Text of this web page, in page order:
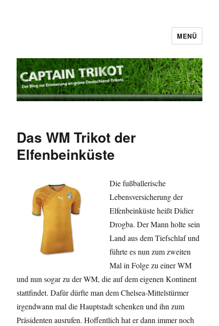
MENÜ
Das WM Trikot der
Elfenbeinküste
Die fußballerische
Lebensversicherung der
Elfenbeinküste heißt Didier
Drogba. Der Mann holte sein
Land aus dem Tiefschlaf und
führte es nun zum zweiten
Mal in Folge zu einer WM
und nun sogar zu der WM, die auf dem eigenen Kontinent
stattfindet. Dafür dürfte man dem Chelsea-Mittelstürmer
irgendwann mal die Hauptstadt schenken und ihn zum
Präsidenten ausrufen. Hoffentlich hat er dann immer noch